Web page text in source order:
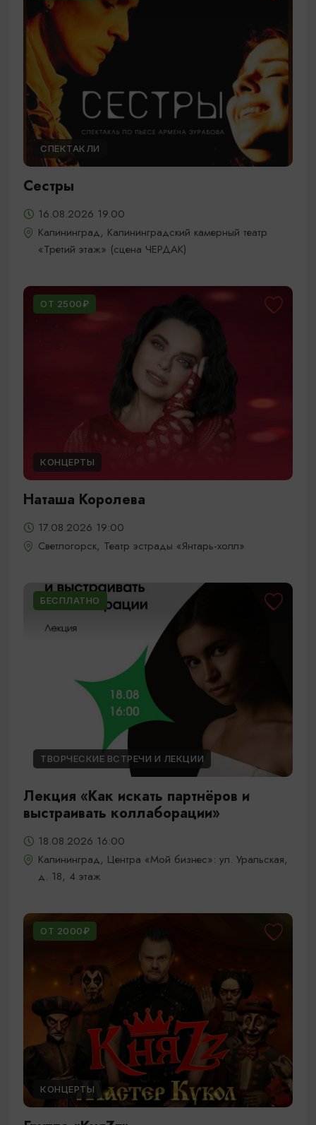
СПЕКТАКЛИ
Сестры
16.08.2026 19.00
Калининград, Калининградский камерный театр
«Третий этаж» (сцена ЧЕРДАК)
ОТ 2500₽
КОНЦЕРТЫ
Наташа Королева
17.08.2026 19:00
Светлогорск, Театр эстрады «Янтарь-холл»
БЕСПЛАТНО
ТВОРЧЕСКИЕ ВСТРЕЧИ И ЛЕКЦИИ
Лекция «Как искать партнёров и
выстраивать коллаборации»
18.08.2026 16:00
Калининград, Центра «Мой бизнес»: ул. Уральская,
д. 18, 4 этаж
ОТ 2000₽
КОНЦЕРТЫ